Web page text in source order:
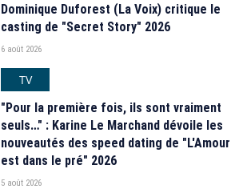
Dominique Duforest (La Voix) critique le
casting de "Secret Story" 2026
6 août 2026
TV
"Pour la première fois, ils sont vraiment
seuls…" : Karine Le Marchand dévoile les
nouveautés des speed dating de "L'Amour
est dans le pré" 2026
5 août 2026